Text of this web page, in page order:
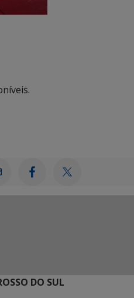
DO SUL